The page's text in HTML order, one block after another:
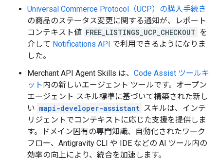
Universal Commerce Protocol（UCP）の購入手続き
の商品のステータス変更に関する通知が、レポート
コンテキスト値 FREE_LISTINGS_UCP_CHECKOUT を
介して Notifications API で利用できるようになりま
した。
Merchant API Agent Skills は、 Code Assist ツールキ
ット内の新しいエージェント ツールです。オープン
エージェント スキル標準に基づいて構築された新し
い mapi-developer-assistant スキルは、インテ
リジェントでコンテキストに応じた支援を提供しま
す。ドメイン固有の専門知識、自動化されたワーク
フロー、Antigravity CLI や IDE などの AI ツール内の
効率の向上により、統合を加速します。